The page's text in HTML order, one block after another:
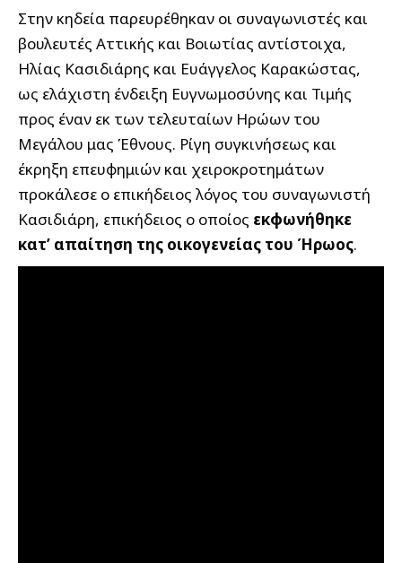
Στην κηδεία παρευρέθηκαν οι συναγωνιστές και
βουλευτές Αττικής και Βοιωτίας αντίστοιχα,
Ηλίας Κασιδιάρης και Ευάγγελος Καρακώστας,
ως ελάχιστη ένδειξη Ευγνωμοσύνης και Τιμής
προς έναν εκ των τελευταίων Ηρώων του
Μεγάλου μας Έθνους. Ρίγη συγκινήσεως και
έκρηξη επευφημιών και χειροκροτημάτων
προκάλεσε ο επικήδειος λόγος του συναγωνιστή
Κασιδιάρη, επικήδειος ο οποίος εκφωνήθηκε
κατ’ απαίτηση της οικογενείας του Ήρωος.